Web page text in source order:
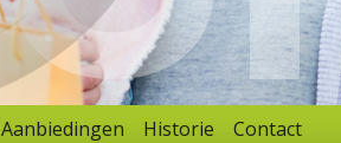
Aanbiedingen Historie
Contact